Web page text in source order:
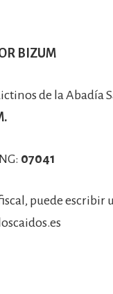
BIZUM
de la Abadía
07041
puede escribir